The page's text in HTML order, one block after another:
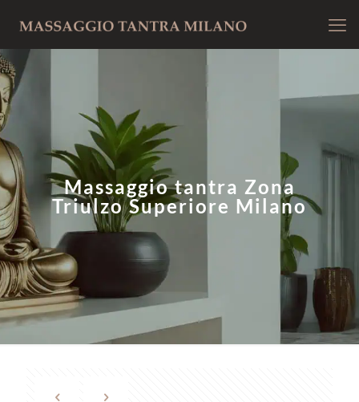
Massaggio tantra Zona
Triulzo Superiore Milano